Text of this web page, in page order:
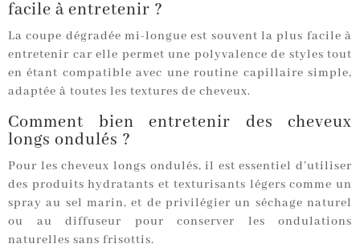
facile à entretenir ?
La coupe dégradée mi-longue est souvent la plus facile à
entretenir car elle permet une polyvalence de styles tout
en étant compatible avec une routine capillaire simple,
adaptée à toutes les textures de cheveux.
Comment bien entretenir des cheveux
longs ondulés ?
Pour les cheveux longs ondulés, il est essentiel d’utiliser
des produits hydratants et texturisants légers comme un
spray au sel marin, et de privilégier un séchage naturel
ou au diffuseur pour conserver les ondulations
naturelles sans frisottis.